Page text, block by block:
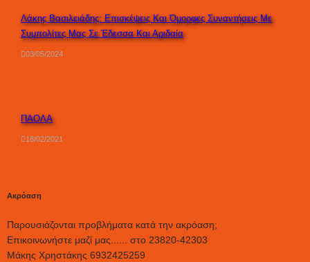
Λάκης Βασιλειάδης: Επισκέψεις Και Όμορφες Συναντήσεις Με
Συμπολίτες Μας Σε Έδεσσα Και Αριδαία
03/05/2024
ΠΑΟΛΑ
18/02/2021
Ακρόαση
Παρουσιάζονται προβλήματα κατά την ακρόαση;
Επικοινωνήστε μαζί μας...... στο 23820-42303
Μάκης Χρηστάκης 6932425259